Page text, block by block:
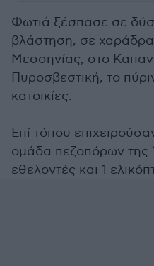
Φωτιά ξέσπασε σε
βλάστηση, σε
Μεσσηνίας, στο
Πυροσβεστική, το
κατοικίες.
Επί τόπου
ομάδα πεζοπόρων
εθελοντές και 1